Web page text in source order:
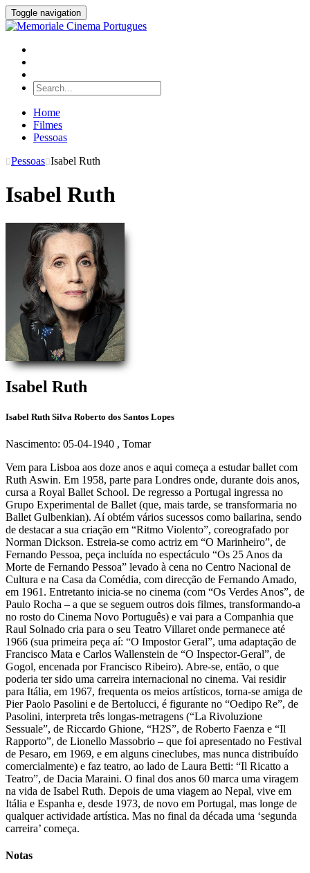
Toggle navigation
Home
Filmes
Pessoas
Pessoas Isabel Ruth
Isabel Ruth
Isabel Ruth
Isabel Ruth Silva Roberto dos Santos Lopes
Nascimento: 05-04-1940 , Tomar
Vem para Lisboa aos doze anos e aqui começa a estudar ballet com
Ruth Aswin. Em 1958, parte para Londres onde, durante dois anos,
cursa a Royal Ballet School. De regresso a Portugal ingressa no
Grupo Experimental de Ballet (que, mais tarde, se transformaria no
Ballet Gulbenkian). Aí obtém vários sucessos como bailarina, sendo
de destacar a sua criação em “Ritmo Violento”, coreografado por
Norman Dickson. Estreia-se como actriz em “O Marinheiro”, de
Fernando Pessoa, peça incluída no espectáculo “Os 25 Anos da
Morte de Fernando Pessoa” levado à cena no Centro Nacional de
Cultura e na Casa da Comédia, com direcção de Fernando Amado,
em 1961. Entretanto inicia-se no cinema (com “Os Verdes Anos”, de
Paulo Rocha – a que se seguem outros dois filmes, transformando-a
no rosto do Cinema Novo Português) e vai para a Companhia que
Raul Solnado cria para o seu Teatro Villaret onde permanece até
1966 (sua primeira peça aí: “O Impostor Geral”, uma adaptação de
Francisco Mata e Carlos Wallenstein de “O Inspector-Geral”, de
Gogol, encenada por Francisco Ribeiro). Abre-se, então, o que
poderia ter sido uma carreira internacional no cinema. Vai residir
para Itália, em 1967, frequenta os meios artísticos, torna-se amiga de
Pier Paolo Pasolini e de Bertolucci, é figurante no “Oedipo Re”, de
Pasolini, interpreta três longas-metragens (“La Rivoluzione
Sessuale”, de Riccardo Ghione, “H2S”, de Roberto Faenza e “Il
Rapporto”, de Lionello Massobrio – que foi apresentado no Festival
de Pesaro, em 1969, e em alguns cineclubes, mas nunca distribuído
comercialmente) e faz teatro, ao lado de Laura Betti: “Il Ricatto a
Teatro”, de Dacia Maraini. O final dos anos 60 marca uma viragem
na vida de Isabel Ruth. Depois de uma viagem ao Nepal, vive em
Itália e Espanha e, desde 1973, de novo em Portugal, mas longe de
qualquer actividade artística. Mas no final da década uma ‘segunda
carreira’ começa.
Notas